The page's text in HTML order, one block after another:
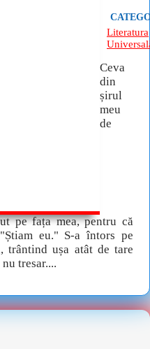
Literatura
Ceva
din
șirul
meu
de
pe fața mea, pentru că
eu." S-a întors pe
trântind ușa atât de tare
tresar....